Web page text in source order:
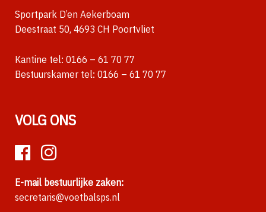
Sportpark D’en Aekerboam
Deestraat 50, 4693 CH Poortvliet
Kantine tel: 0166 – 61 70 77
Bestuurskamer tel: 0166 – 61 70 77
VOLG ONS
E-mail bestuurlijke zaken:
secretaris@voetbalsps.nl